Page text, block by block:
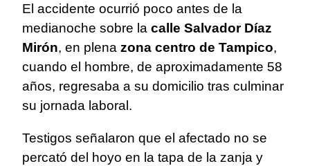
El accidente ocurrió poco antes de la
medianoche sobre la calle Salvador Díaz
Mirón, en plena zona centro de Tampico,
cuando el hombre, de aproximadamente 58
años, regresaba a su domicilio tras culminar
su jornada laboral.
Testigos señalaron que el afectado no se
percató del hoyo en la tapa de la zanja y